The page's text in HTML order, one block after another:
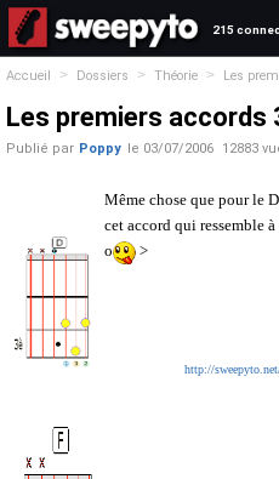
215
Accueil > Dossiers > Théorie > Les
Les premiers accords
Publié par Poppy le 03/07/2006 12883
Même chose que pour le
cet accord qui ressemble
o
>
http://